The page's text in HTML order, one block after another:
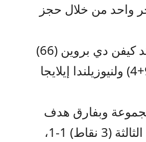
واحد من خلال حجز
وسجّل أهداف بلجيكا لياندرو تروسار (28 و50) والقائد كيفن دي بروين (66)
وروميلو لوكاكو (86) والبديل أليكسي سالماكرس (90+4) ولنيوزيلندا إيلايجا
في صدارة المجموعة وبفارق هدف
عن مصر المتأهلة عن الوصافة بعد تعادلها أمام إيران الثالثة (3 نقاط) 1-1،